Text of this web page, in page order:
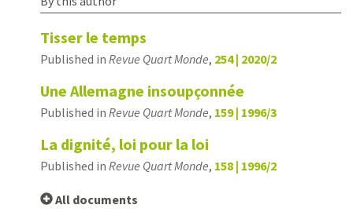
Tisser le temps
Published in Revue Quart Monde, 254 | 2020/2
Une Allemagne insoupçonnée
Published in Revue Quart Monde, 159 | 1996/3
La dignité, loi pour la loi
Published in Revue Quart Monde, 158 | 1996/2
All documents